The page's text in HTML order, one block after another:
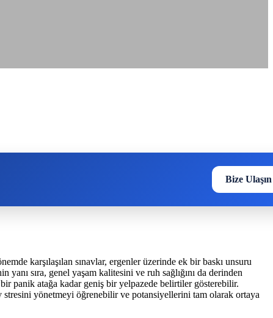
Bize Ulaşın
karşılaşılan sınavlar, ergenler üzerinde ek bir baskı unsuru
sıra, genel yaşam kalitesini ve ruh sağlığını da derinden
panik atağa kadar geniş bir yelpazede belirtiler gösterebilir.
yönetmeyi öğrenebilir ve potansiyellerini tam olarak ortaya